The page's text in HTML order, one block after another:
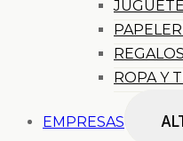
REGALOS
ROPA Y
EMPRESAS